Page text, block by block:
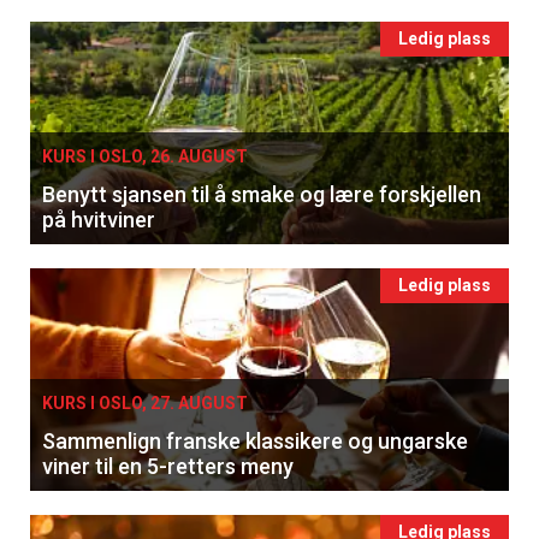
Ledig plass
KURS I OSLO, 26. AUGUST
Benytt sjansen til å smake og lære forskjellen
på hvitviner
Ledig plass
KURS I OSLO, 27. AUGUST
Sammenlign franske klassikere og ungarske
viner til en 5-retters meny
Ledig plass